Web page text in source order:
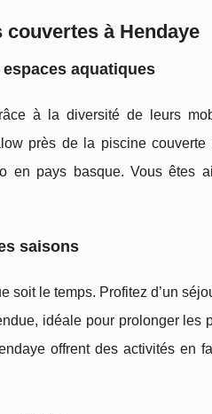
à Hendaye
aquatiques
à la diversité de leurs
près de la piscine couverte
en pays basque. Vous êtes
saisons
soit le temps. Profitez d’un
idéale pour prolonger les
offrent des activités en